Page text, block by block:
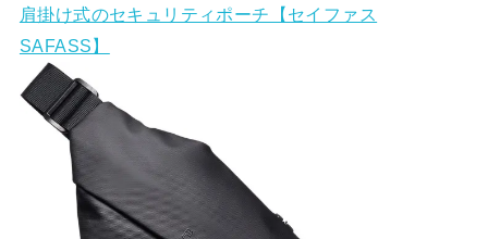
肩掛け式のセキュリティポーチ【セイファス
SAFASS】